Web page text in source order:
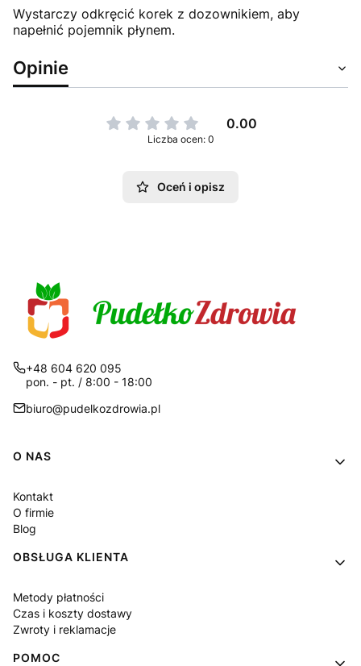
Wystarczy odkręcić korek z dozownikiem, aby
napełnić pojemnik płynem.
Opinie
0.00
Liczba ocen: 0
Oceń i opisz
+48 604 620 095
pon. - pt. / 8:00 - 18:00
biuro@pudelkozdrowia.pl
Linki w stopce
O NAS
Kontakt
O firmie
Blog
OBSŁUGA KLIENTA
Metody płatności
Czas i koszty dostawy
Zwroty i reklamacje
POMOC